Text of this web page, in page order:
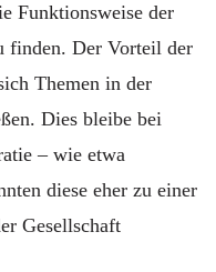
Funktionsweise der
finden. Der Vorteil der
Themen in der
Dies bleibe bei
– wie etwa
diese eher zu einer
Gesellschaft